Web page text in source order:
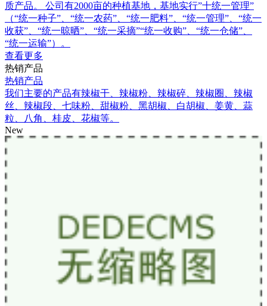
质产品。 公司有2000亩的种植基地，基地实行”十统一管理”
（“统一种子”、“统一农药”、“统一肥料”、“统一管理”、“统一
收获”、“统一晾晒”、“统一采摘”“统一收购”、“统一仓储”、
“统一运输”）。
查看更多
热销产品
热销产品
我们主要的产品有辣椒干、辣椒粉、辣椒碎、辣椒圈、辣椒
丝、辣椒段、七味粉、甜椒粉、黑胡椒、白胡椒、姜黄、蒜
粒、八角、桂皮、花椒等。
New